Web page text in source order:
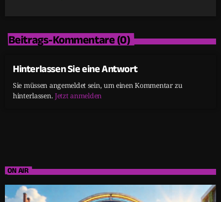
Beitrags-Kommentare (0)
Hinterlassen Sie eine Antwort
Sie müssen angemeldet sein, um einen Kommentar zu
hinterlassen. Jetzt anmelden
ON AIR